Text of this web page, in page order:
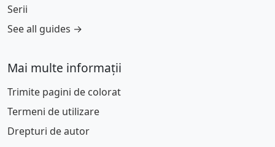
Serii
See all guides →
Mai multe informații
Trimite pagini de colorat
Termeni de utilizare
Drepturi de autor